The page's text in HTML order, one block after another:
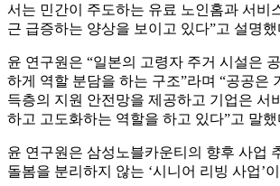
서는 민간이 주도하는 유료 노인홈과 서비
근 급증하는 양상을 보이고 있다”고 설명했
윤 연구원은 “일본의 고령자 주거 시설은
하게 역할 분담을 하는 구조”라며 “공공은
득층의 지원 안전망을 제공하고 기업은 서
하고 고도화하는 역할을 하고 있다”고 말했
윤 연구원은 삼성노블카운티의 향후 사업
돌봄을 분리하지 않는 ‘시니어 리빙 사업’